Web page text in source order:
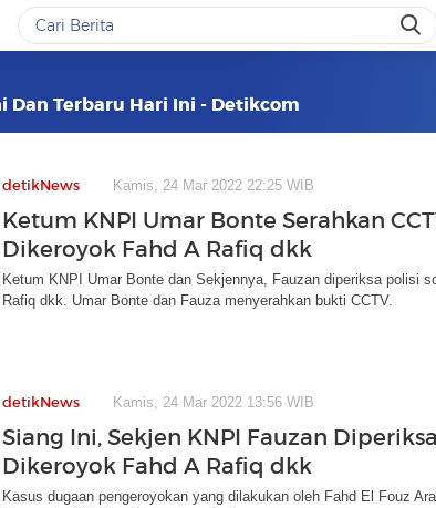
Dan Terbaru Hari Ini - Detikcom
detikNews Kamis, 24 Mar 2022 22:25 WIB
Ketum KNPI Umar Bonte Serahkan
Dikeroyok Fahd A Rafiq dkk
Ketum KNPI Umar Bonte dan Sekjennya, Fauzan diperiksa polisi
Rafiq dkk. Umar Bonte dan Fauza menyerahkan bukti CCTV.
detikNews Kamis, 24 Mar 2022 13:56 WIB
Siang Ini, Sekjen KNPI Fauzan
Dikeroyok Fahd A Rafiq dkk
Kasus dugaan pengeroyokan yang dilakukan oleh Fahd El Fouz